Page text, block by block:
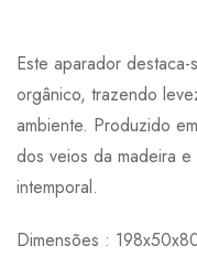
Este aparador
orgânico, trazendo
ambiente. Produzido
dos veios da madeira
intemporal.
Dimensões :